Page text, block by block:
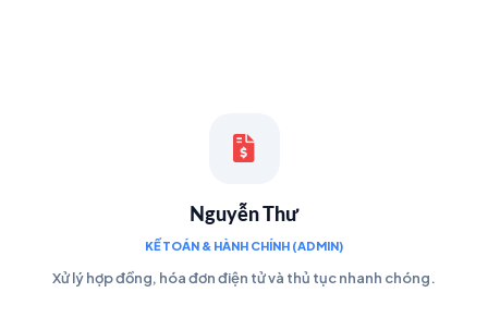
Nguyễn Thư
KẾ TOÁN & HÀNH CHÍNH (ADMIN)
Xử lý hợp đồng, hóa đơn điện tử và thủ tục nhanh chóng.